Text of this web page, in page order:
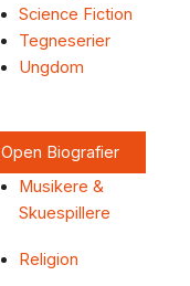
Science Fiction
Tegneserier
Ungdom
Open Biografier
Musikere &
Skuespillere
Religion